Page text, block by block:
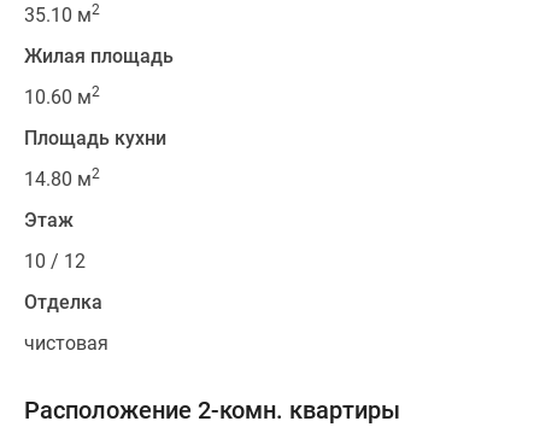
35.10 м2
Жилая площадь
10.60 м2
Площадь кухни
14.80 м2
Этаж
10 / 12
Отделка
чистовая
Расположение 2-комн. квартиры